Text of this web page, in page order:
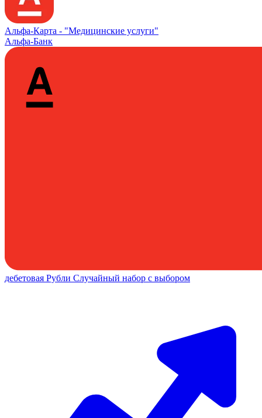
Альфа‑Карта - "Медицинские услуги"
Альфа-Банк
дебетовая Рубли Случайный набор с выбором